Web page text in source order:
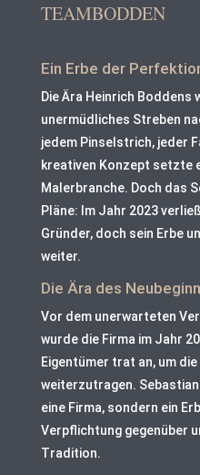
TEAMBODDEN
Ein Erbe der
Die Ära Heinrich Boddens
unermüdliches Streben
jedem Pinselstrich, jeder
kreativen Konzept setzte
Malerbranche. Doch das
Pläne: Im Jahr 2023
Gründer, doch sein Erbe
weiter.
Die Ära des
Vor dem unerwarteten
wurde die Firma im Jahr
Eigentümer trat an, um
weiterzutragen.
eine Firma, sondern ein
Verpflichtung gegenüber
Tradition.